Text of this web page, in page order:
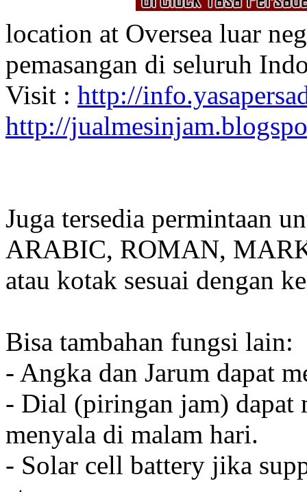
location at Oversea luar
pemasangan di seluruh
Visit : http://
http://
Juga tersedia permintaan
ARABIC, ROMAN,
atau kotak sesuai dengan
Bisa tambahan fungsi lain:
- Angka dan Jarum dapat
- Dial (piringan jam) dapat
menyala di malam hari.
- Solar cell battery jika